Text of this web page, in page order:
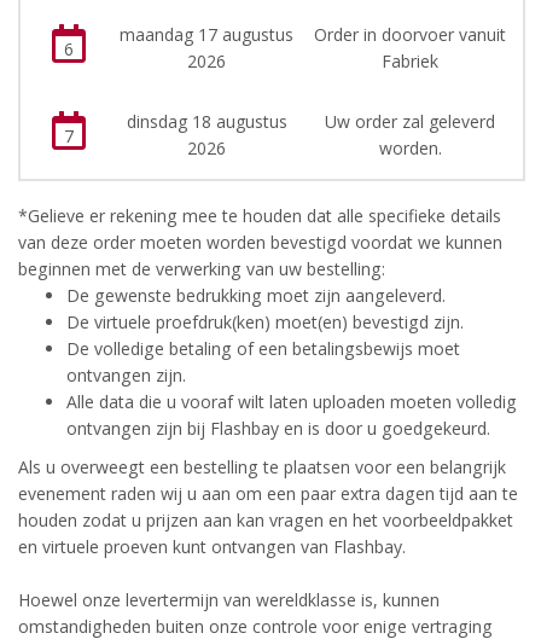
6
maandag 17 augustus
2026
Order in doorvoer vanuit
Fabriek
7
dinsdag 18 augustus
2026
Uw order zal geleverd
worden.
*Gelieve er rekening mee te houden dat alle specifieke details
van deze order moeten worden bevestigd voordat we kunnen
beginnen met de verwerking van uw bestelling:
De gewenste bedrukking moet zijn aangeleverd.
De virtuele proefdruk(ken) moet(en) bevestigd zijn.
De volledige betaling of een betalingsbewijs moet
ontvangen zijn.
Alle data die u vooraf wilt laten uploaden moeten volledig
ontvangen zijn bij Flashbay en is door u goedgekeurd.
Als u overweegt een bestelling te plaatsen voor een belangrijk
evenement raden wij u aan om een paar extra dagen tijd aan te
houden zodat u prijzen aan kan vragen en het voorbeeldpakket
en virtuele proeven kunt ontvangen van Flashbay.
Hoewel onze levertermijn van wereldklasse is, kunnen
omstandigheden buiten onze controle voor enige vertraging